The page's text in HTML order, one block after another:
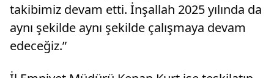
takibimiz devam etti. İnşallah 2025 yılında da
aynı şekilde aynı şekilde çalışmaya devam
edeceğiz.”